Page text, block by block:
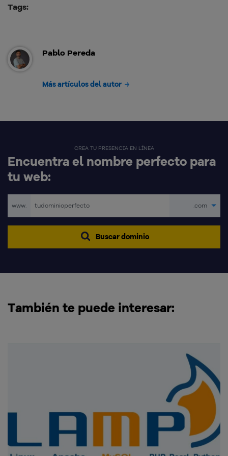
Tags:
Pablo Pereda
Más artículos del autor
CREA TU PRESENCIA EN LÍNEA
Encuentra el nombre perfecto para
tu web:
www. .com
Buscar dominio
También te puede interesar: